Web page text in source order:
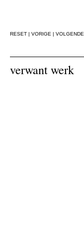
RESET | VORIGE | VOLGENDE
verwant werk